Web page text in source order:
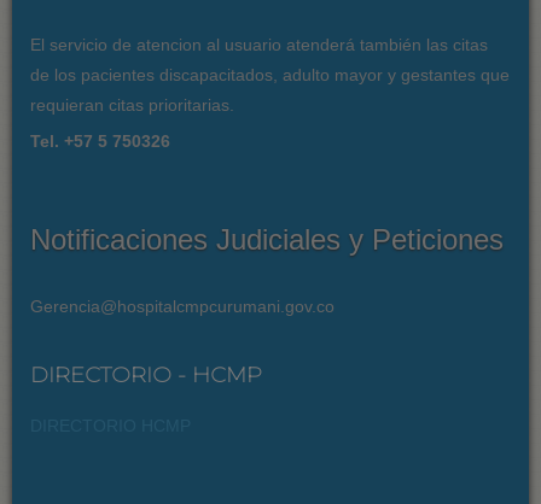
El servicio de atencion al usuario atenderá también las citas
de los pacientes discapacitados, adulto mayor y gestantes que
requieran citas prioritarias.
Tel. +57 5 750326
Notificaciones Judiciales y Peticiones
Gerencia@hospitalcmpcurumani.gov.co
DIRECTORIO - HCMP